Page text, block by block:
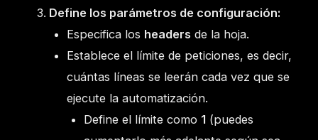
Define los parámetros de configuración:
Especifica los headers de la hoja.
Establece el límite de peticiones, es decir,
cuántas líneas se leerán cada vez que se
ejecute la automatización.
Define el límite como 1 (puedes